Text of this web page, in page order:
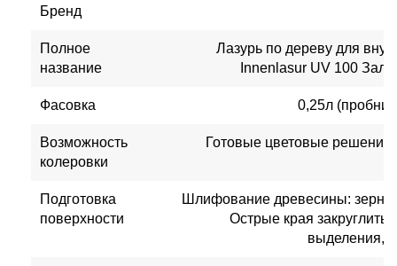
Бренд
Полное
название
Лазурь по дереву для
Innenlasur UV 100
Фасовка 0,25л
Возможность
колеровки
Готовые цветовые
Подготовка
поверхности
Шлифование древесины:
Острые края закруглить,
выделения,